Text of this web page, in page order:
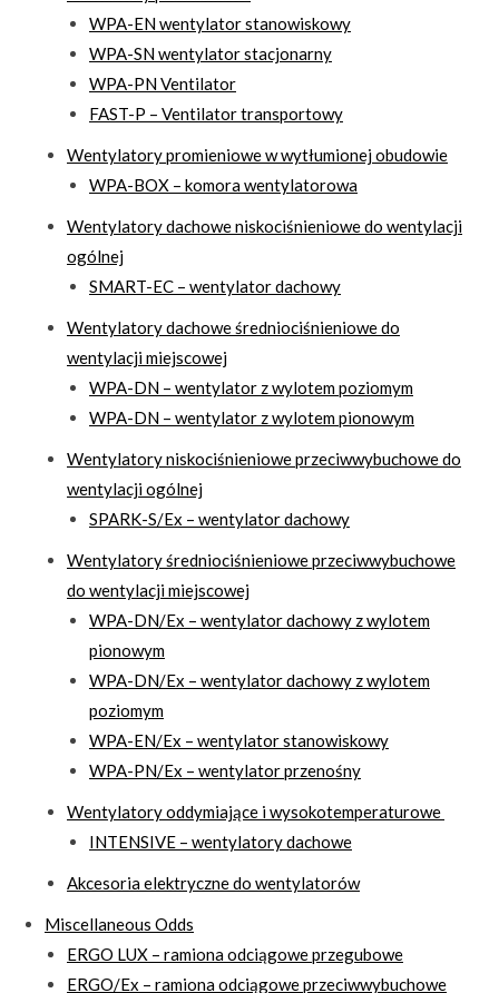
WPA-EN wentylator stanowiskowy
WPA-SN wentylator stacjonarny
WPA-PN Ventilator
FAST-P – Ventilator transportowy
Wentylatory promieniowe w wytłumionej obudowie
WPA-BOX – komora wentylatorowa
Wentylatory dachowe niskociśnieniowe do wentylacji
ogólnej
SMART-EC – wentylator dachowy
Wentylatory dachowe średniociśnieniowe do
wentylacji miejscowej
WPA-DN – wentylator z wylotem poziomym
WPA-DN – wentylator z wylotem pionowym
Wentylatory niskociśnieniowe przeciwwybuchowe do
wentylacji ogólnej
SPARK-S/Ex – wentylator dachowy
Wentylatory średniociśnieniowe przeciwwybuchowe
do wentylacji miejscowej
WPA-DN/Ex – wentylator dachowy z wylotem
pionowym
WPA-DN/Ex – wentylator dachowy z wylotem
poziomym
WPA-EN/Ex – wentylator stanowiskowy
WPA-PN/Ex – wentylator przenośny
Wentylatory oddymiające i wysokotemperaturowe
INTENSIVE – wentylatory dachowe
Akcesoria elektryczne do wentylatorów
Miscellaneous Odds
ERGO LUX – ramiona odciągowe przegubowe
ERGO/Ex – ramiona odciągowe przeciwwybuchowe